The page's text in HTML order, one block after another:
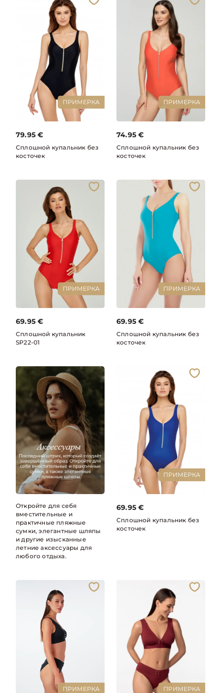
ПРИМЕРКА
79.95 €
Сплошной купальник без
косточек
ПРИМЕРКА
74.95 €
Сплошной купальник без
косточек
ПРИМЕРКА
69.95 €
Сплошной купальник
SP22-01
ПРИМЕРКА
69.95 €
Сплошной купальник без
косточек
Откройте для себя
вместительные и
практичные пляжные
сумки, элегантные шляпы
и другие изысканные
летние аксессуары для
любого отдыха.
ПРИМЕРКА
69.95 €
Сплошной купальник без
косточек
ПРИМЕРКА ПРИМЕРКА